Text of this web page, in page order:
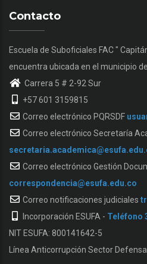
Contacto
Escuela de Suboficiales FAC "
encuentra ubicada en el municipio
Carrera 5 # 2-92 Sur
+57 601 3159815
Correo electrónico PQRSDF
Correo electrónico Secretaría
Correo electrónico Gestión
correspondencia@esufa.edu.co
Correo notificaciones judiciales
Incorporación ESUFA - Teléfono
NIT ESUFA: 800141642-5
Línea Anticorrupción Sector